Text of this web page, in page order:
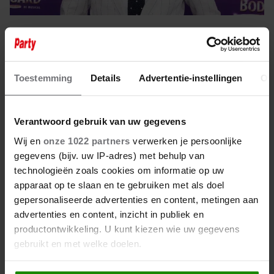
Toestemming Details Advertentie-instellingen
Verantwoord gebruik van uw gegevens
Wij en onze 1022 partners verwerken je persoonlijke
gegevens (bijv. uw IP-adres) met behulp van
technologieën zoals cookies om informatie op uw
apparaat op te slaan en te gebruiken met als doel
gepersonaliseerde advertenties en content, metingen aan
advertenties en content, inzicht in publiek en
productontwikkeling. U kunt kiezen wie uw gegevens
gebruikt en met welke doelen.
OM EIST GEVANGENISSTRAF
TEGEN MAN DIE BAS MUIJS
GIJZELDE